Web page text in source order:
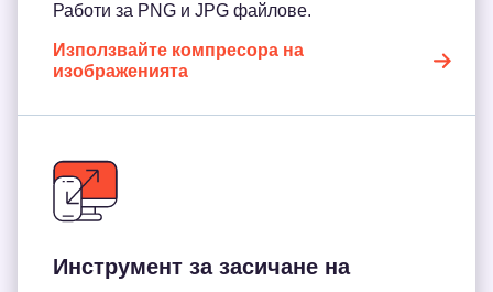
Работи за PNG и JPG файлове.
Използвайте компресора на
изображенията
Инструмент за засичане на